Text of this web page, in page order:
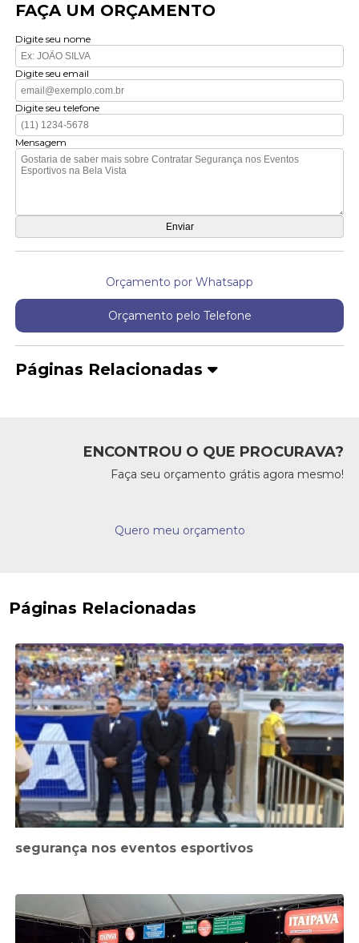
FAÇA UM ORÇAMENTO
Digite seu nome
Digite seu email
Digite seu telefone
Mensagem
Orçamento por Whatsapp
Orçamento pelo Telefone
Páginas Relacionadas
ENCONTROU O QUE PROCURAVA?
Faça seu orçamento grátis agora mesmo!
Quero meu orçamento
Páginas Relacionadas
segurança nos eventos esportivos